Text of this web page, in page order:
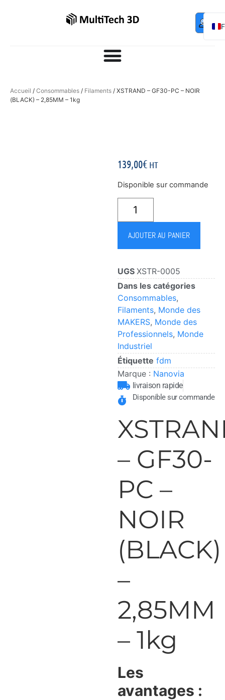
0,00 €
Accueil / Consommables / Filaments / XSTRAND – GF30-PC – NOIR
(BLACK) – 2,85MM – 1kg
139,00€ HT
Disponible sur commande
AJOUTER AU PANIER
UGS XSTR-0005
Dans les catégories
Consommables,
Filaments, Monde des
MAKERS, Monde des
Professionnels, Monde
Industriel
Étiquette fdm
Marque : Nanovia
livraison rapide
Disponible sur commande
– GF30-
PC –
NOIR
(BLACK)
–
2,85MM
– 1kg
Les
avantages :